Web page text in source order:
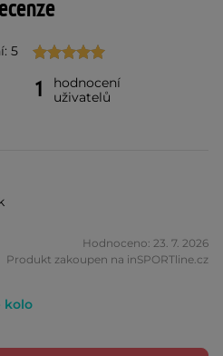
5
1
hodnocení
uživatelů
Hodnoceno: 23. 7. 2026
Produkt zakoupen na inSPORTline.cz
kolo